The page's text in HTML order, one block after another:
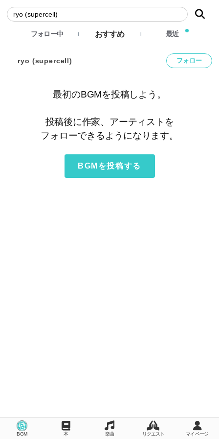
フォロー中 おすすめ 最近
ryo (supercell) フォロー
最初のBGMを投稿しよう。
投稿後に作家、アーティストを
フォローできるようになります。
BGMを投稿する
BGM 本 楽曲 リクエスト マイページ